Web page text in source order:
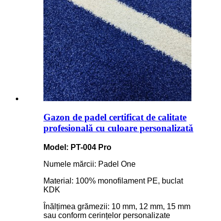
Gazon de padel certificat de calitate
profesională cu culoare personalizată
Model: PT-004 Pro
Numele mărcii: Padel One
Material: 100% monofilament PE, buclat
KDK
Înălțimea grămezii: 10 mm, 12 mm, 15 mm
sau conform cerințelor personalizate